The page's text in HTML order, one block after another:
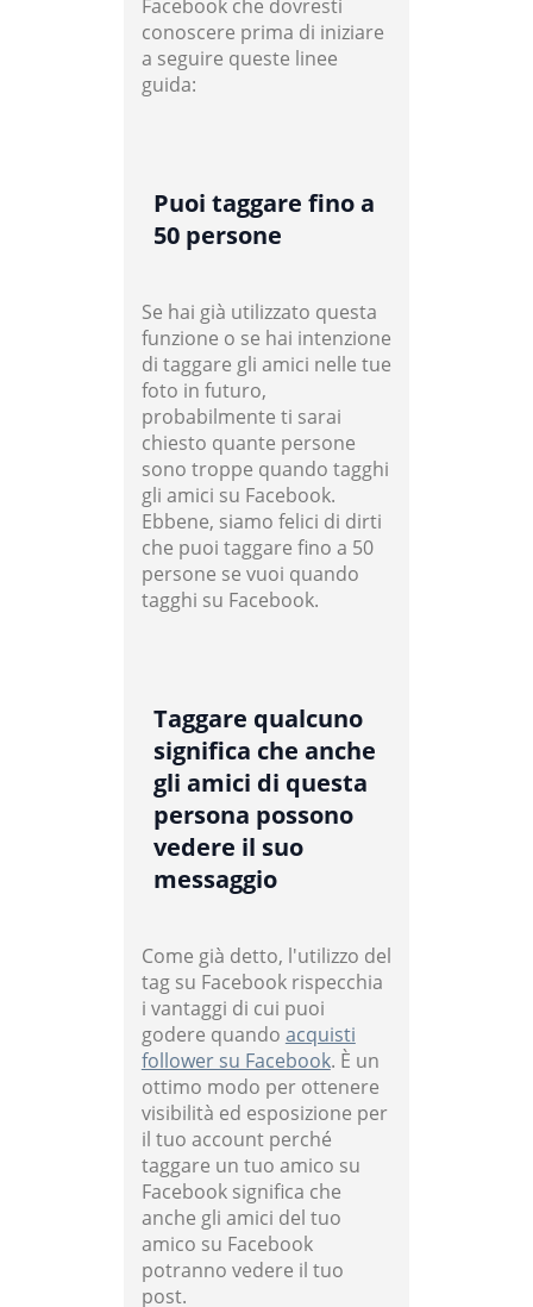
Facebook che dovresti
conoscere prima di iniziare
a seguire queste linee
guida:
Puoi taggare fino a
50 persone
Se hai già utilizzato questa
funzione o se hai intenzione
di taggare gli amici nelle tue
foto in futuro,
probabilmente ti sarai
chiesto quante persone
sono troppe quando tagghi
gli amici su Facebook.
Ebbene, siamo felici di dirti
che puoi taggare fino a 50
persone se vuoi quando
tagghi su Facebook.
Taggare qualcuno
significa che anche
gli amici di questa
persona possono
vedere il suo
messaggio
Come già detto, l'utilizzo del
tag su Facebook rispecchia
i vantaggi di cui puoi
godere quando acquisti
follower su Facebook. È un
ottimo modo per ottenere
visibilità ed esposizione per
il tuo account perché
taggare un tuo amico su
Facebook significa che
anche gli amici del tuo
amico su Facebook
potranno vedere il tuo
post.